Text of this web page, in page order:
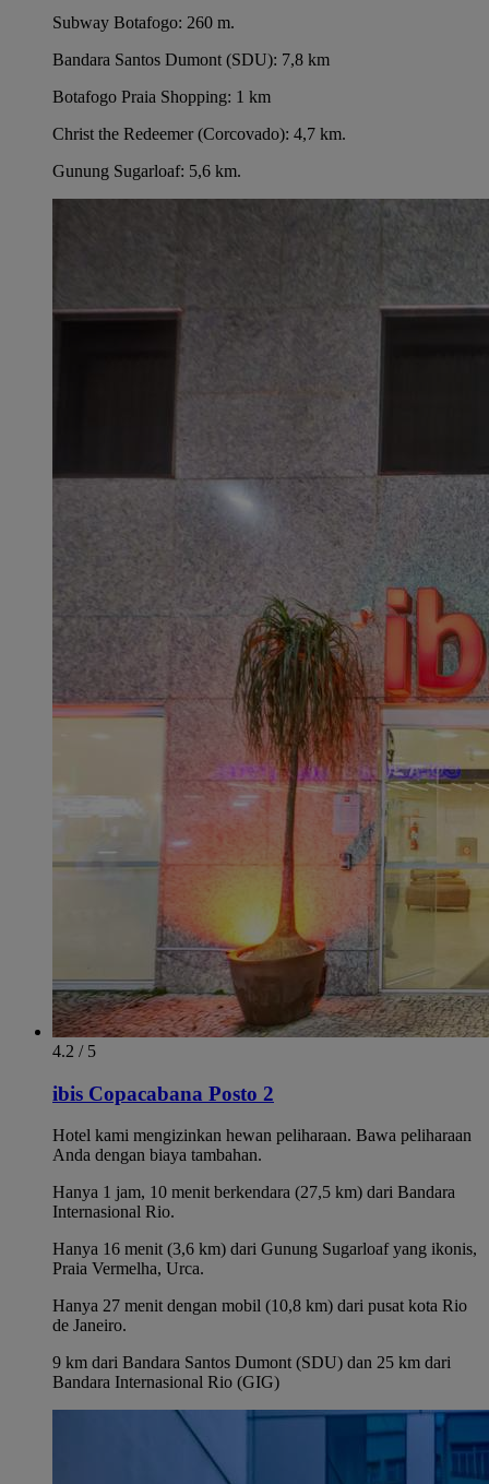
Subway Botafogo: 260 m.
Bandara Santos Dumont (SDU): 7,8 km
Botafogo Praia Shopping: 1 km
Christ the Redeemer (Corcovado): 4,7 km.
Gunung Sugarloaf: 5,6 km.
4.2 / 5
ibis Copacabana Posto 2
Hotel kami mengizinkan hewan peliharaan. Bawa peliharaan
Anda dengan biaya tambahan.
Hanya 1 jam, 10 menit berkendara (27,5 km) dari Bandara
Internasional Rio.
Hanya 16 menit (3,6 km) dari Gunung Sugarloaf yang ikonis,
Praia Vermelha, Urca.
Hanya 27 menit dengan mobil (10,8 km) dari pusat kota Rio
de Janeiro.
9 km dari Bandara Santos Dumont (SDU) dan 25 km dari
Bandara Internasional Rio (GIG)